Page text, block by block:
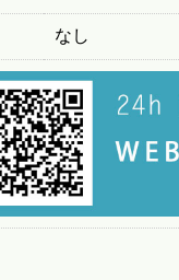
なし